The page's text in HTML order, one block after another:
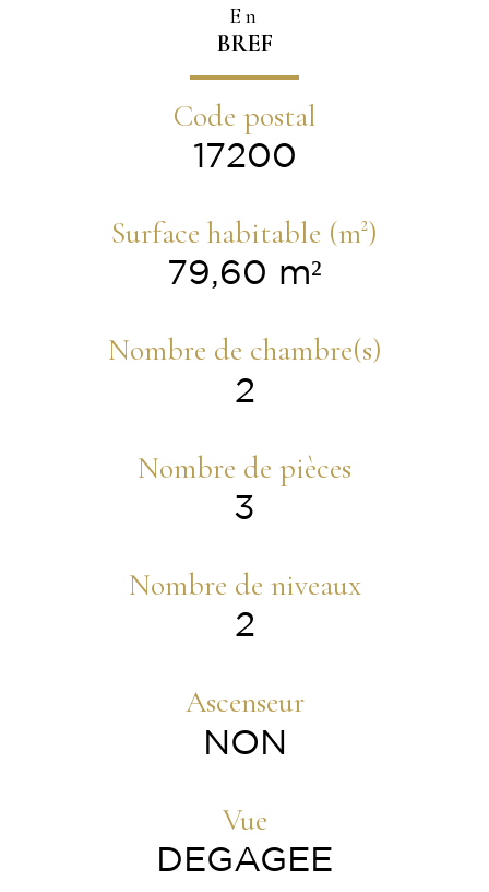
En
BREF
Code postal
17200
Surface habitable (m²)
79,60 m²
Nombre de chambre(s)
2
Nombre de pièces
3
Nombre de niveaux
2
Ascenseur
NON
Vue
DEGAGEE